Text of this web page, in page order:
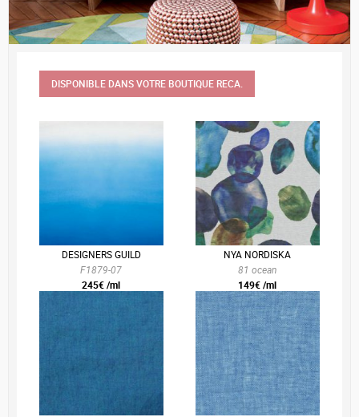
DISPONIBLE DANS VOTRE BOUTIQUE RECA.
DESIGNERS GUILD
F1879-07
245€ /ml
NYA NORDISKA
81 ocean
149€ /ml